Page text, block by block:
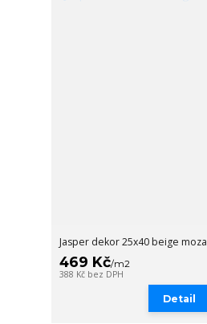
Jasper dekor 25x40 beige
469 Kč/m2
388 Kč bez DPH
Detail